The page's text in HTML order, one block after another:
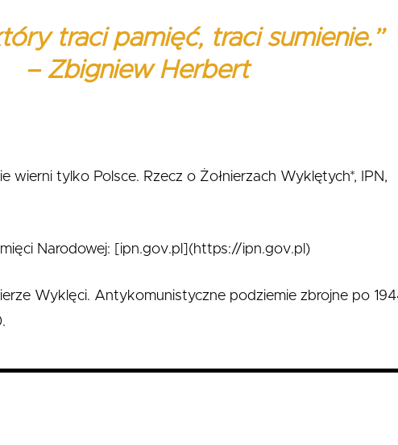
traci pamięć, traci sumienie.”
– Zbigniew Herbert
wierni tylko Polsce. Rzecz o Żołnierzach Wyklętych*, IPN,
Narodowej: [ipn.gov.pl](https://ipn.gov.pl)
Wyklęci. Antykomunistyczne podziemie zbrojne po